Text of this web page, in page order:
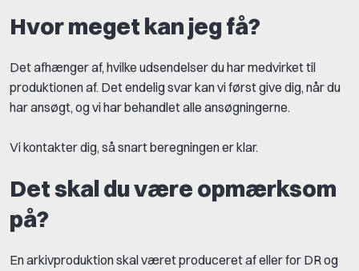
Hvor meget kan jeg få?
Det afhænger af, hvilke udsendelser du har medvirket til
produktionen af. Det endelig svar kan vi først give dig, når du
har ansøgt, og vi har behandlet alle ansøgningerne.
Vi kontakter dig, så snart beregningen er klar.
Det skal du være opmærksom
på?
En arkivproduktion skal været produceret af eller for DR og